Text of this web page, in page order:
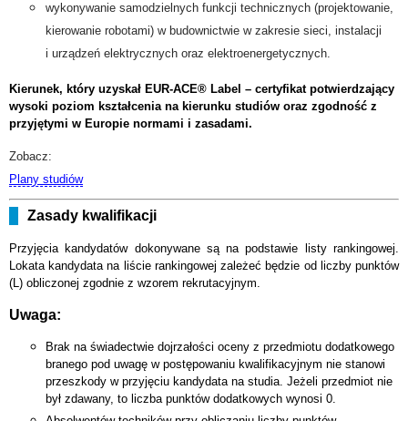
wykonywanie samodzielnych funkcji technicznych (projektowanie,
kierowanie robotami) w budownictwie w zakresie sieci, instalacji
i urządzeń elektrycznych oraz elektroenergetycznych.
Kierunek, który uzyskał EUR-ACE® Label – certyfikat potwierdzający
wysoki poziom kształcenia na kierunku studiów oraz zgodność z
przyjętymi w Europie normami i zasadami.
Zobacz:
Plany studiów
Zasady kwalifikacji
Przyjęcia kandydatów dokonywane są na podstawie listy rankingowej.
Lokata kandydata na liście rankingowej zależeć będzie od liczby punktów
(L) obliczonej zgodnie z wzorem rekrutacyjnym.
Uwaga:
Brak na świadectwie dojrzałości oceny z przedmiotu dodatkowego
branego pod uwagę w postępowaniu kwalifikacyjnym nie stanowi
przeszkody w przyjęciu kandydata na studia. Jeżeli przedmiot nie
był zdawany, to liczba punktów dodatkowych wynosi 0.